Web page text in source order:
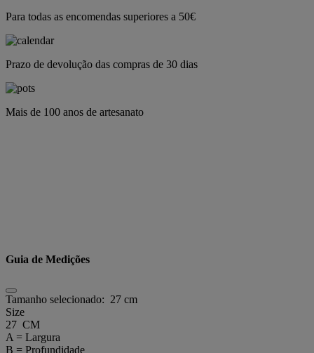
Para todas as encomendas superiores a 50€
Prazo de devolução das compras de 30 dias
Mais de 100 anos de artesanato
Guia de Medições
Tamanho selecionado: 27 cm
Size
27 CM
A = Largura
B = Profundidade